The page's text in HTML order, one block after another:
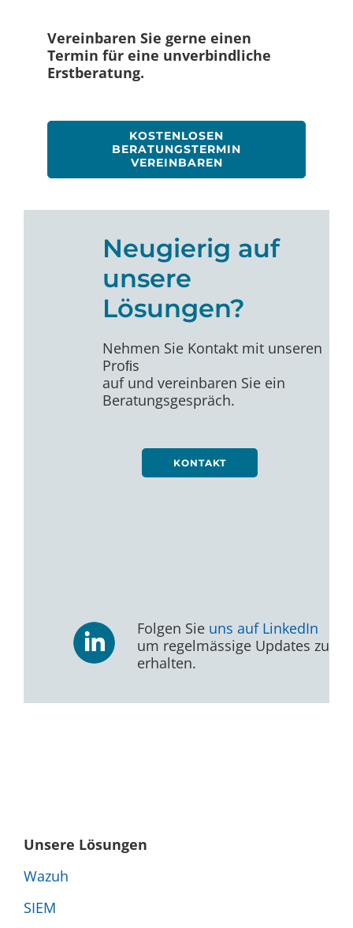
Vereinbaren Sie gerne einen
Termin für eine unverbindliche
Erstberatung.
KOSTENLOSEN
BERATUNGSTERMIN
VEREINBAREN
Neugierig auf
unsere
Lösungen?
Nehmen Sie Kontakt mit unseren
Proﬁs
auf und vereinbaren Sie ein
Beratungsgespräch.
KONTAKT
Folgen Sie uns auf LinkedIn
um regelmässige Updates zu
erhalten.
Unsere Lösungen
Wazuh
SIEM